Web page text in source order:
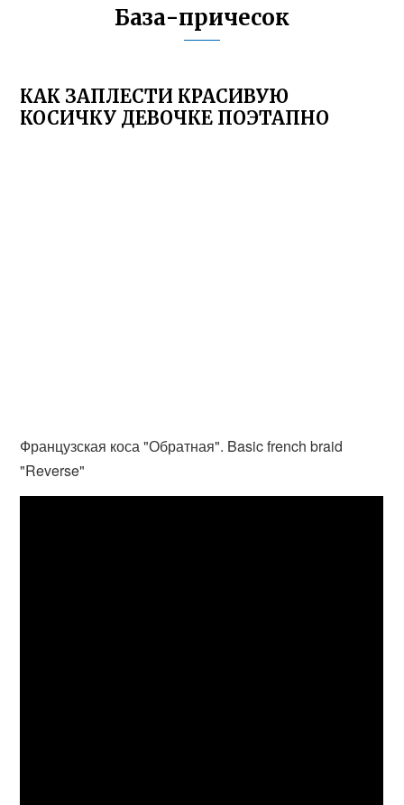
База-причесок
КАК ЗАПЛЕСТИ КРАСИВУЮ
КОСИЧКУ ДЕВОЧКЕ ПОЭТАПНО
Французская коса "Обратная". Basic french braid
"Reverse"